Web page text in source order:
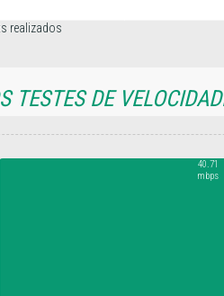
realizados
TESTES DE
40.71
mbps